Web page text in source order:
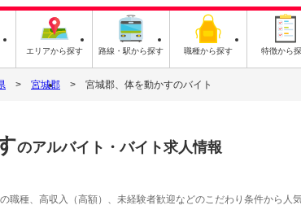
エリアから探す 路線・駅から探す 職種から探す 特徴から
宮城郡 宮城郡、体を動かすのバイト
のアルバイト・バイト求人情報
職種、高収入（高額）、未経験者歓迎などのこだわり条件から人